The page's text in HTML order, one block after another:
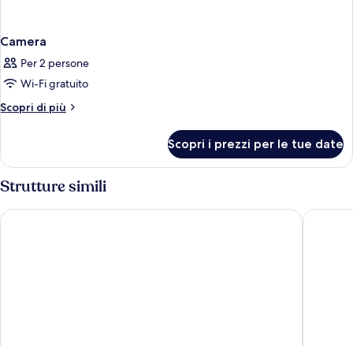
Camera
Per 2 persone
Wi-Fi gratuito
Scopri di più
Altri
Scopri i prezzi per le tue date
Strutture simili
The Originals Residence, Appart'Hôtel Hévéa, ValenceHôtel